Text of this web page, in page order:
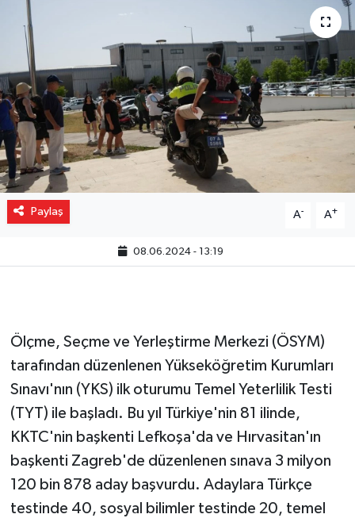
Paylaş A- A+
08.06.2024 - 13:19
Ölçme, Seçme ve Yerleştirme Merkezi (ÖSYM)
tarafından düzenlenen Yükseköğretim Kurumları
Sınavı'nın (YKS) ilk oturumu Temel Yeterlilik Testi
(TYT) ile başladı. Bu yıl Türkiye'nin 81 ilinde,
KKTC'nin başkenti Lefkoşa'da ve Hırvasitan'ın
başkenti Zagreb'de düzenlenen sınava 3 milyon
120 bin 878 aday başvurdu. Adaylara Türkçe
testinde 40, sosyal bilimler testinde 20, temel